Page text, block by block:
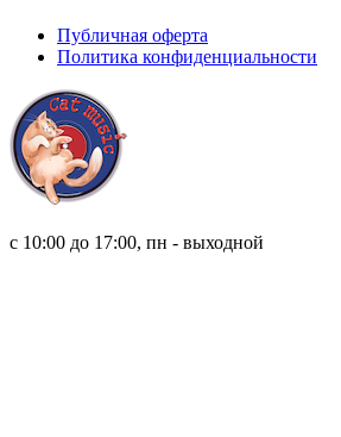
Публичная оферта
Политика конфиденциальности
с 10:00 до 17:00, пн - выходной